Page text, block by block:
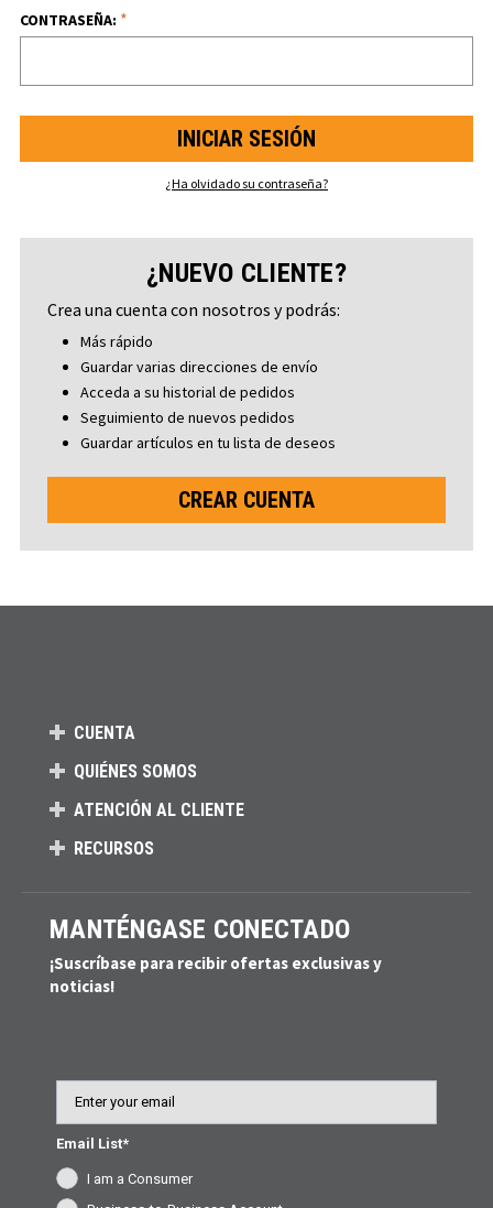
CONTRASEÑA: *
¿Ha olvidado su contraseña?
¿NUEVO CLIENTE?
Crea una cuenta con nosotros y podrás:
Más rápido
Guardar varias direcciones de envío
Acceda a su historial de pedidos
Seguimiento de nuevos pedidos
Guardar artículos en tu lista de deseos
CREAR CUENTA
CUENTA
QUIÉNES SOMOS
ATENCIÓN AL CLIENTE
RECURSOS
MANTÉNGASE CONECTADO
¡Suscríbase para recibir ofertas exclusivas y
noticias!
Email List*
I am a Consumer